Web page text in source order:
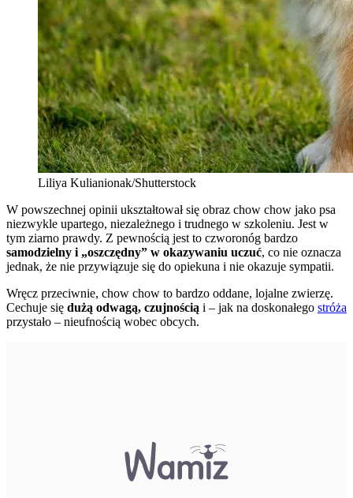
Liliya Kulianionak/Shutterstock
W powszechnej opinii ukształtował się obraz chow chow jako psa
niezwykle upartego, niezależnego i trudnego w szkoleniu. Jest w
tym ziarno prawdy. Z pewnością jest to czworonóg bardzo
samodzielny i „oszczędny” w okazywaniu uczuć, co nie oznacza
jednak, że nie przywiązuje się do opiekuna i nie okazuje sympatii.
Wręcz przeciwnie, chow chow to bardzo oddane, lojalne zwierzę.
Cechuje się dużą odwagą, czujnością i – jak na doskonałego stróża
przystało – nieufnością wobec obcych.